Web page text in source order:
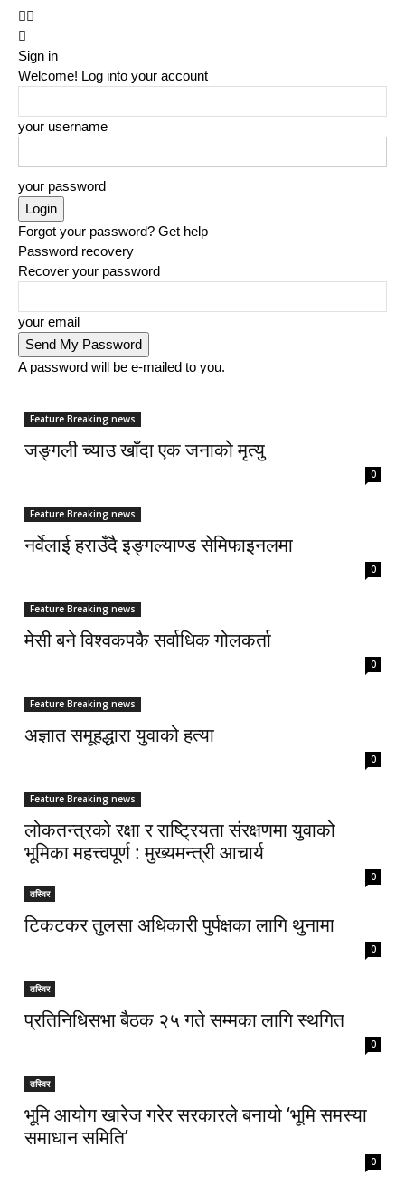
Sign in
Welcome! Log into your account
your username
your password
Forgot your password? Get help
Password recovery
Recover your password
your email
A password will be e-mailed to you.
Feature Breaking news
जङ्गली च्याउ खाँदा एक जनाको मृत्यु
0
Feature Breaking news
नर्वेलाई हराउँदै इङ्गल्याण्ड सेमिफाइनलमा
0
Feature Breaking news
मेसी बने विश्वकपकै सर्वाधिक गोलकर्ता
0
Feature Breaking news
अज्ञात समूहद्धारा युवाको हत्या
0
Feature Breaking news
लोकतन्त्रको रक्षा र राष्ट्रियता संरक्षणमा युवाको
भूमिका महत्त्वपूर्ण : मुख्यमन्त्री आचार्य
0
तस्विर
टिकटकर तुलसा अधिकारी पुर्पक्षका लागि थुनामा
0
तस्विर
प्रतिनिधिसभा बैठक २५ गते सम्मका लागि स्थगित
0
तस्विर
भूमि आयोग खारेज गरेर सरकारले बनायो ‘भूमि समस्या
समाधान समिति’
0